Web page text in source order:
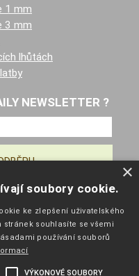
1 mm
3 mm
lhůtách
NEWSLETTER ?
×
soubory cookie.
ke zlepšení uživatelského
stránek souhlasíte se všemi
používání souborů
VÝKONOVÉ SOUBORY